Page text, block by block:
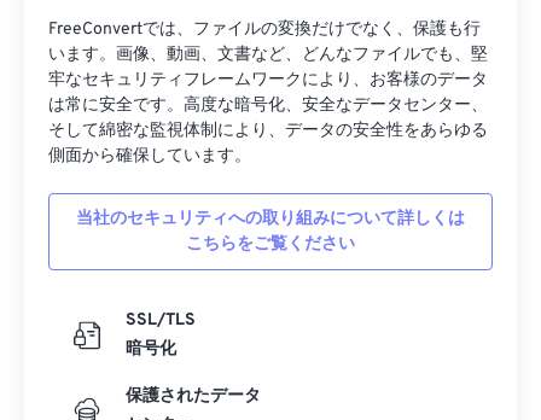
FreeConvertでは、ファイルの変換だけでなく、保護も行
います。画像、動画、文書など、どんなファイルでも、堅
牢なセキュリティフレームワークにより、お客様のデータ
は常に安全です。高度な暗号化、安全なデータセンター、
そして綿密な監視体制により、データの安全性をあらゆる
側面から確保しています。
当社のセキュリティへの取り組みについて詳しくは
こちらをご覧ください
SSL/TLS
暗号化
保護されたデータ